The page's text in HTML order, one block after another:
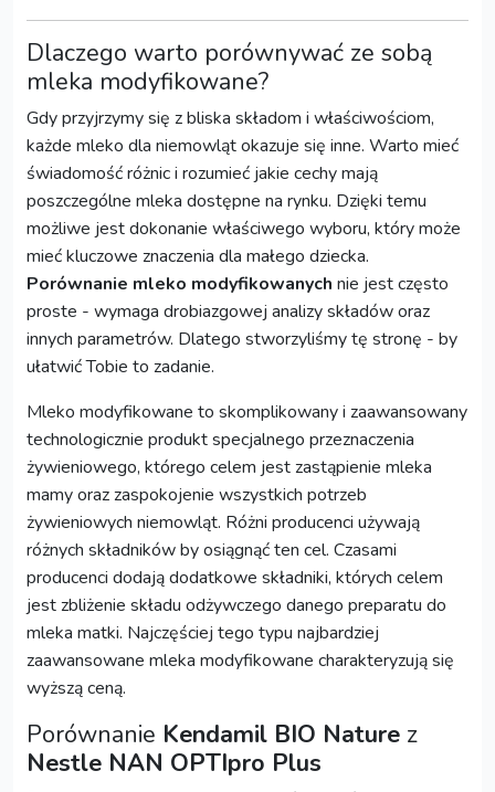
Dlaczego warto porównywać ze sobą
mleka modyfikowane?
Gdy przyjrzymy się z bliska składom i właściwościom,
każde mleko dla niemowląt okazuje się inne. Warto mieć
świadomość różnic i rozumieć jakie cechy mają
poszczególne mleka dostępne na rynku. Dzięki temu
możliwe jest dokonanie właściwego wyboru, który może
mieć kluczowe znaczenia dla małego dziecka.
Porównanie mleko modyfikowanych nie jest często
proste - wymaga drobiazgowej analizy składów oraz
innych parametrów. Dlatego stworzyliśmy tę stronę - by
ułatwić Tobie to zadanie.
Mleko modyfikowane to skomplikowany i zaawansowany
technologicznie produkt specjalnego przeznaczenia
żywieniowego, którego celem jest zastąpienie mleka
mamy oraz zaspokojenie wszystkich potrzeb
żywieniowych niemowląt. Różni producenci używają
różnych składników by osiągnąć ten cel. Czasami
producenci dodają dodatkowe składniki, których celem
jest zbliżenie składu odżywczego danego preparatu do
mleka matki. Najczęściej tego typu najbardziej
zaawansowane mleka modyfikowane charakteryzują się
wyższą ceną.
Porównanie Kendamil BIO Nature z
Nestle NAN OPTIpro Plus